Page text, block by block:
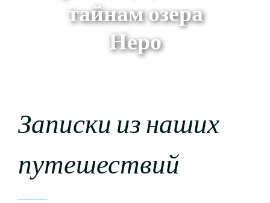
тайнам озера
Неро
Записки из наших
путешествий